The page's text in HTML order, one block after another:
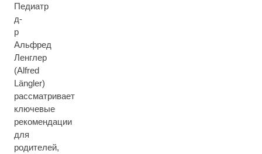
Педиатр
д-
р
Альфред
Ленглер
(Alfred
Längler)
рассматривает
ключевые
рекомендации
для
родителей,